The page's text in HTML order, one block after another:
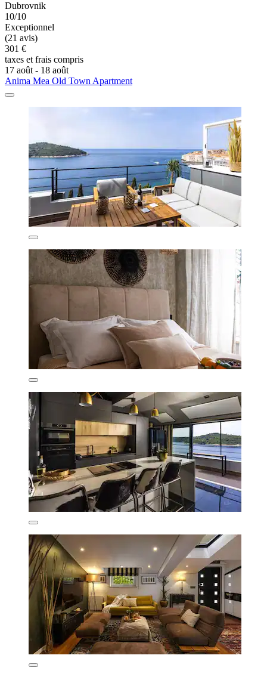
Dubrovnik
10/10
Exceptionnel
(21 avis)
301 €
taxes et frais compris
17 août - 18 août
Anima Mea Old Town Apartment